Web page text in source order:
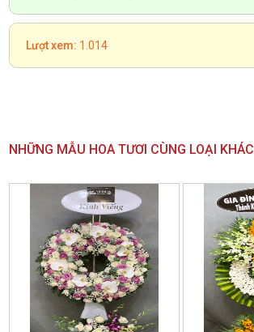
Lượt xem: 1.014
NHỮNG MẪU HOA TƯƠI CÙNG LOẠI KHÁC